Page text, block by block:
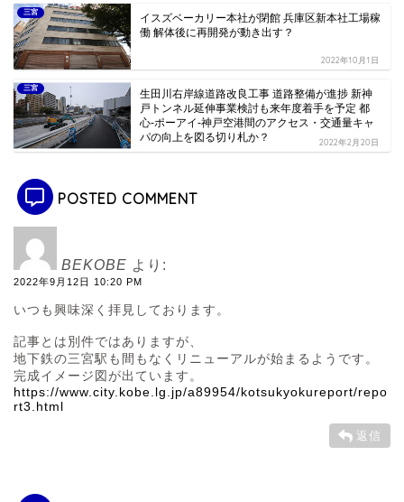
三宮
イスズベーカリー本社が閉館 兵庫区新本社工場稼
働 解体後に再開発が動き出す？
2022年10月1日
三宮
生田川右岸線道路改良工事 道路整備が進捗 新神
戸トンネル延伸事業検討も来年度着手を予定 都
心-ポーアイ-神戸空港間のアクセス・交通量キャ
パの向上を図る切り札か？
2022年2月20日
POSTED COMMENT
BEKOBE より:
2022年9月12日 10:20 PM
いつも興味深く拝見しております。
記事とは別件ではありますが、
地下鉄の三宮駅も間もなくリニューアルが始まるようです。
完成イメージ図が出ています。
https://www.city.kobe.lg.jp/a89954/kotsukyokureport/repo
rt3.html
返信